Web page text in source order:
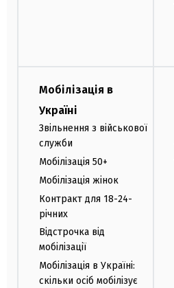
Мобілізація в
Україні
Звільнення з військової
служби
Мобілізація 50+
Мобілізація жінок
Контракт для 18-24-
річних
Відстрочка від
мобілізації
Мобілізація в Україні:
скільки осіб мобілізує